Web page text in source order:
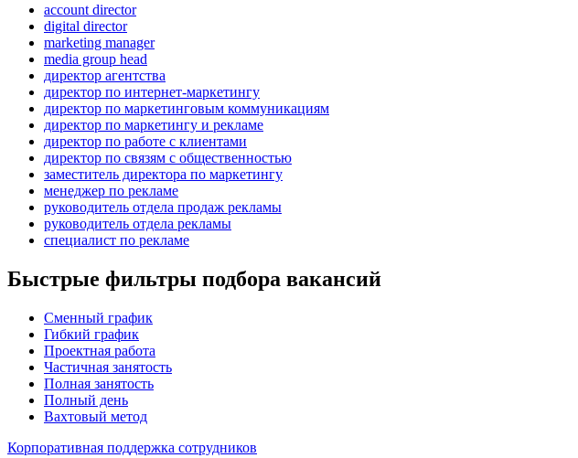
account director
digital director
marketing manager
media group head
директор агентства
директор по интернет-маркетингу
директор по маркетинговым коммуникациям
директор по маркетингу и рекламе
директор по работе с клиентами
директор по связям с общественностью
заместитель директора по маркетингу
менеджер по рекламе
руководитель отдела продаж рекламы
руководитель отдела рекламы
специалист по рекламе
Быстрые фильтры подбора вакансий
Сменный график
Гибкий график
Проектная работа
Частичная занятость
Полная занятость
Полный день
Вахтовый метод
Корпоративная поддержка сотрудников